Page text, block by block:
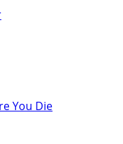
You Die